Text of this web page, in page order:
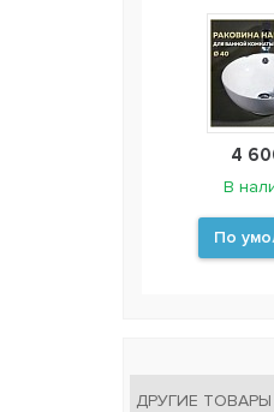
4
В
По
ДРУГИЕ ТОВАРЫ